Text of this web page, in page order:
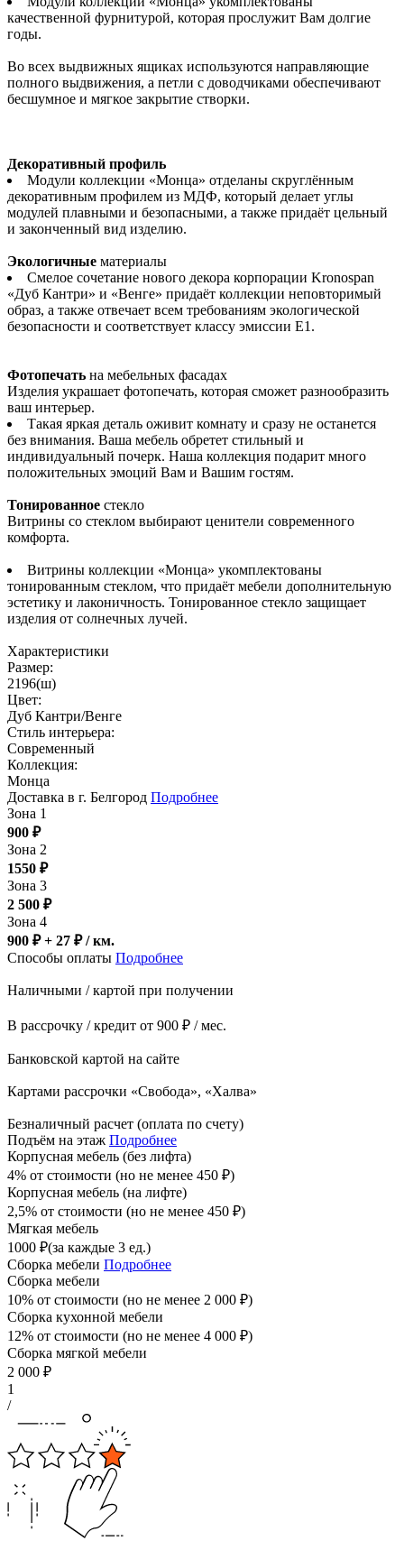
качественной фурнитурой, которая прослужит Вам долгие
годы.
Во всех выдвижных ящиках используются направляющие
полного выдвижения, а петли с доводчиками обеспечивают
бесшумное и мягкое закрытие створки.
Декоративный профиль
Модули коллекции «Монца» отделаны скруглённым
декоративным профилем из МДФ, который делает углы
модулей плавными и безопасными, а также придаёт цельный
и законченный вид изделию.
Экологичные материалы
Смелое сочетание нового декора корпорации Kronospan
«Дуб Кантри» и «Венге» придаёт коллекции неповторимый
образ, а также отвечает всем требованиям экологической
безопасности и соответствует классу эмиссии Е1.
Фотопечать на мебельных фасадах
Изделия украшает фотопечать, которая сможет разнообразить
ваш интерьер.
Такая яркая деталь оживит комнату и сразу не останется
без внимания. Ваша мебель обретет стильный и
индивидуальный почерк. Наша коллекция подарит много
положительных эмоций Вам и Вашим гостям.
Тонированное стекло
Витрины со стеклом выбирают ценители современного
комфорта.
Витрины коллекции «Монца» укомплектованы
тонированным стеклом, что придаёт мебели дополнительную
эстетику и лаконичность. Тонированное стекло защищает
изделия от солнечных лучей.
Характеристики
Размер:
2196(ш)
Цвет:
Дуб Кантри/Венге
Стиль интерьера:
Современный
Коллекция:
Монца
Доставка в г. Белгород Подробнее
Зона 1
900 ₽
Зона 2
1550 ₽
Зона 3
2 500 ₽
Зона 4
900 ₽ + 27 ₽/ км.
Способы оплаты Подробнее
Наличными / картой при получении
В рассрочку / кредит от 900 ₽ / мес.
Банковской картой на сайте
Картами рассрочки «Свобода», «Халва»
Безналичный расчет (оплата по счету)
Подъём на этаж Подробнее
Корпусная мебель (без лифта)
4% от стоимости (но не менее 450 ₽)
Корпусная мебель (на лифте)
2,5% от стоимости (но не менее 450 ₽)
Мягкая мебель
1000 ₽(за каждые 3 ед.)
Сборка мебели Подробнее
Сборка мебели
10% от стоимости (но не менее 2 000 ₽)
Сборка кухонной мебели
12% от стоимости (но не менее 4 000 ₽)
Сборка мягкой мебели
2 000 ₽
1
/